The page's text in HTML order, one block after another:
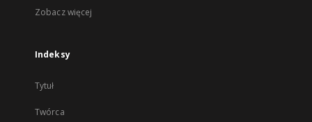
Zobacz więcej
Indeksy
Tytuł
Twórca